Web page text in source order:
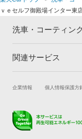
ｖｅセルフ御殿場インター
洗車・コーティン
トップ
コーティングとは
よくある質問
関連サービス
試乗・商談
キズ修理予約
メンテナンス管理
企業情報 個人情報保護方